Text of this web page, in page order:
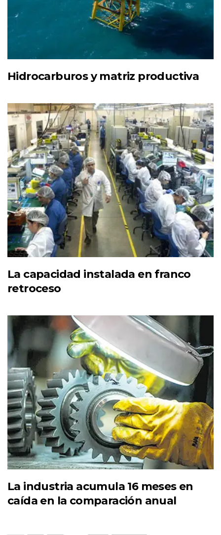
Hidrocarburos y matriz productiva
La capacidad instalada en franco
retroceso
La industria acumula 16 meses en
caída en la comparación anual